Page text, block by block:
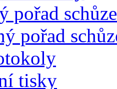
pořad schůze
pořad
tisky